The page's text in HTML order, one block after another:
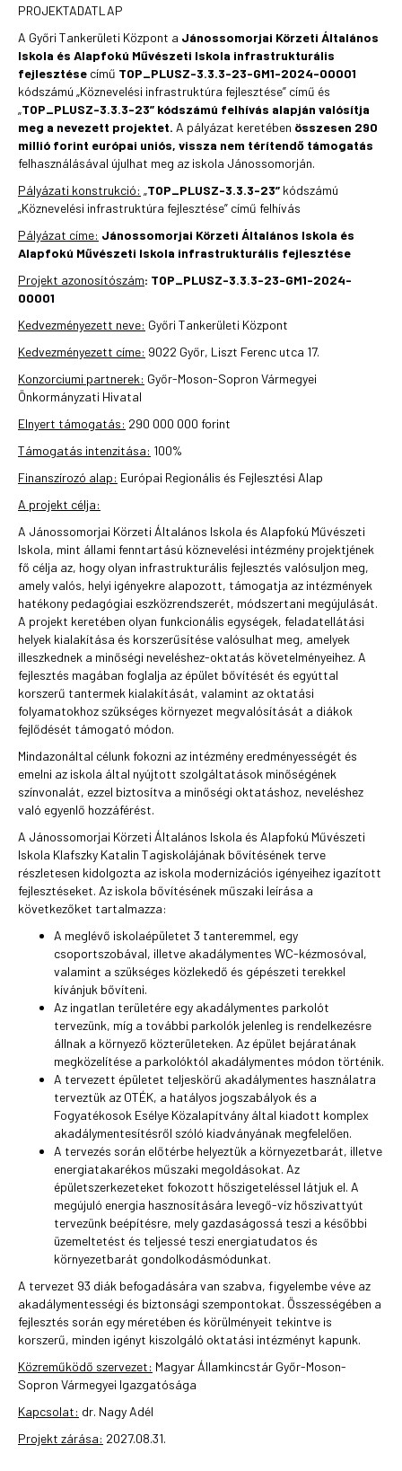
PROJEKTADATLAP
A Győri Tankerületi Központ a Jánossomorjai Körzeti Általános
Iskola és Alapfokú Művészeti Iskola infrastrukturális
fejlesztése című TOP_PLUSZ-3.3.3-23-GM1-2024-00001
kódszámú „Köznevelési infrastruktúra fejlesztése” című és
„TOP_PLUSZ-3.3.3-23” kódszámú felhívás alapján valósítja
meg a nevezett projektet. A pályázat keretében összesen 290
millió forint európai uniós, vissza nem térítendő támogatás
felhasználásával újulhat meg az iskola Jánossomorján.
Pályázati konstrukció: „TOP_PLUSZ-3.3.3-23” kódszámú
„Köznevelési infrastruktúra fejlesztése” című felhívás
Pályázat címe: Jánossomorjai Körzeti Általános Iskola és
Alapfokú Művészeti Iskola infrastrukturális fejlesztése
Projekt azonosítószám: TOP_PLUSZ-3.3.3-23-GM1-2024-
00001
Kedvezményezett neve: Győri Tankerületi Központ
Kedvezményezett címe: 9022 Győr, Liszt Ferenc utca 17.
Konzorciumi partnerek: Győr-Moson-Sopron Vármegyei
Önkormányzati Hivatal
Elnyert támogatás: 290 000 000 forint
Támogatás intenzitása: 100%
Finanszírozó alap: Európai Regionális és Fejlesztési Alap
A projekt célja:
A Jánossomorjai Körzeti Általános Iskola és Alapfokú Művészeti
Iskola, mint állami fenntartású köznevelési intézmény projektjének
fő célja az, hogy olyan infrastrukturális fejlesztés valósuljon meg,
amely valós, helyi igényekre alapozott, támogatja az intézmények
hatékony pedagógiai eszközrendszerét, módszertani megújulását.
A projekt keretében olyan funkcionális egységek, feladatellátási
helyek kialakítása és korszerűsítése valósulhat meg, amelyek
illeszkednek a minőségi neveléshez-oktatás követelményeihez. A
fejlesztés magában foglalja az épület bővítését és egyúttal
korszerű tantermek kialakítását, valamint az oktatási
folyamatokhoz szükséges környezet megvalósítását a diákok
fejlődését támogató módon.
Mindazonáltal célunk fokozni az intézmény eredményességét és
emelni az iskola által nyújtott szolgáltatások minőségének
színvonalát, ezzel biztosítva a minőségi oktatáshoz, neveléshez
való egyenlő hozzáférést.
A Jánossomorjai Körzeti Általános Iskola és Alapfokú Művészeti
Iskola Klafszky Katalin Tagiskolájának bővítésének terve
részletesen kidolgozta az iskola modernizációs igényeihez igazított
fejlesztéseket. Az iskola bővítésének műszaki leírása a
következőket tartalmazza:
A meglévő iskolaépületet 3 tanteremmel, egy
csoportszobával, illetve akadálymentes WC-kézmosóval,
valamint a szükséges közlekedő és gépészeti terekkel
kívánjuk bővíteni.
Az ingatlan területére egy akadálymentes parkolót
tervezünk, míg a további parkolók jelenleg is rendelkezésre
állnak a környező közterületeken. Az épület bejáratának
megközelítése a parkolóktól akadálymentes módon történik.
A tervezett épületet teljeskörű akadálymentes használatra
terveztük az OTÉK, a hatályos jogszabályok és a
Fogyatékosok Esélye Közalapítvány által kiadott komplex
akadálymentesítésről szóló kiadványának megfelelően.
A tervezés során előtérbe helyeztük a környezetbarát, illetve
energiatakarékos műszaki megoldásokat. Az
épületszerkezeteket fokozott hőszigeteléssel látjuk el. A
megújuló energia hasznosítására levegő-víz hőszivattyút
tervezünk beépítésre, mely gazdaságossá teszi a későbbi
üzemeltetést és teljessé teszi energiatudatos és
környezetbarát gondolkodásmódunkat.
A tervezet 93 diák befogadására van szabva, figyelembe véve az
akadálymentességi és biztonsági szempontokat. Összességében a
fejlesztés során egy méretében és körülményeit tekintve is
korszerű, minden igényt kiszolgáló oktatási intézményt kapunk.
Közreműködő szervezet: Magyar Államkincstár Győr-Moson-
Sopron Vármegyei Igazgatósága
Kapcsolat: dr. Nagy Adél
Projekt zárása: 2027.08.31.